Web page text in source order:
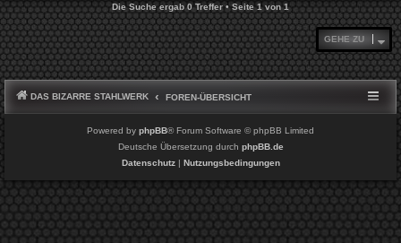
Die Suche ergab 0 Treffer • Seite1von1
GEHE ZU
DAS BIZARRE STAHLWERK FOREN-ÜBERSICHT
Powered by phpBB® Forum Software © phpBB Limited
Deutsche Übersetzung durch phpBB.de
Datenschutz| Nutzungsbedingungen